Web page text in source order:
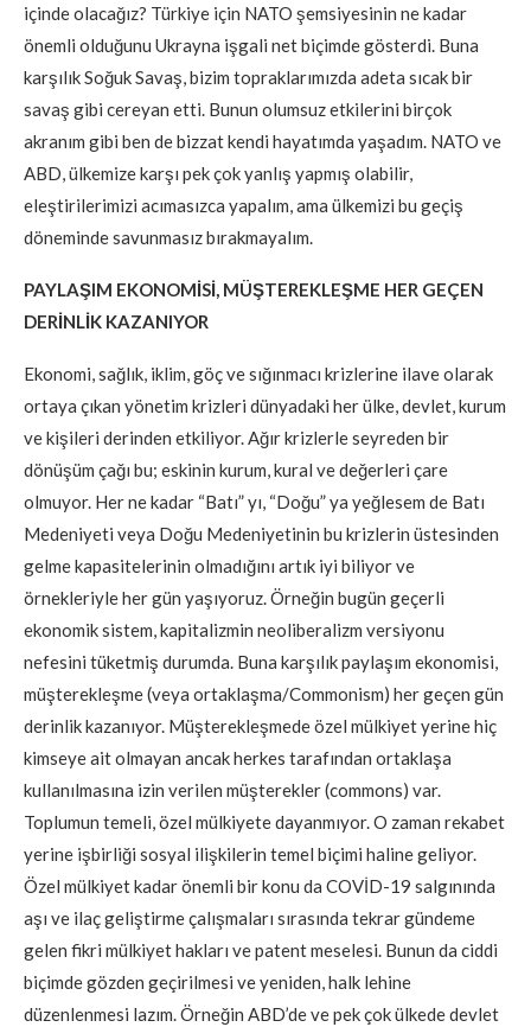
içinde olacağız? Türkiye için NATO şemsiyesinin ne kadar
önemli olduğunu Ukrayna işgali net biçimde gösterdi. Buna
karşılık Soğuk Savaş, bizim topraklarımızda adeta sıcak bir
savaş gibi cereyan etti. Bunun olumsuz etkilerini birçok
akranım gibi ben de bizzat kendi hayatımda yaşadım. NATO ve
ABD, ülkemize karşı pek çok yanlış yapmış olabilir,
eleştirilerimizi acımasızca yapalım, ama ülkemizi bu geçiş
döneminde savunmasız bırakmayalım.
PAYLAŞIM EKONOMİSİ, MÜŞTEREKLEŞME HER GEÇEN
DERİNLİK KAZANIYOR
Ekonomi, sağlık, iklim, göç ve sığınmacı krizlerine ilave olarak
ortaya çıkan yönetim krizleri dünyadaki her ülke, devlet, kurum
ve kişileri derinden etkiliyor. Ağır krizlerle seyreden bir
dönüşüm çağı bu; eskinin kurum, kural ve değerleri çare
olmuyor. Her ne kadar “Batı” yı, “Doğu” ya yeğlesem de Batı
Medeniyeti veya Doğu Medeniyetinin bu krizlerin üstesinden
gelme kapasitelerinin olmadığını artık iyi biliyor ve
örnekleriyle her gün yaşıyoruz. Örneğin bugün geçerli
ekonomik sistem, kapitalizmin neoliberalizm versiyonu
nefesini tüketmiş durumda. Buna karşılık paylaşım ekonomisi,
müşterekleşme (veya ortaklaşma/Commonism) her geçen gün
derinlik kazanıyor. Müşterekleşmede özel mülkiyet yerine hiç
kimseye ait olmayan ancak herkes tarafından ortaklaşa
kullanılmasına izin verilen müşterekler (commons) var.
Toplumun temeli, özel mülkiyete dayanmıyor. O zaman rekabet
yerine işbirliği sosyal ilişkilerin temel biçimi haline geliyor.
Özel mülkiyet kadar önemli bir konu da COVİD-19 salgınında
aşı ve ilaç geliştirme çalışmaları sırasında tekrar gündeme
gelen fikri mülkiyet hakları ve patent meselesi. Bunun da ciddi
biçimde gözden geçirilmesi ve yeniden, halk lehine
düzenlenmesi lazım. Örneğin ABD’de ve pek çok ülkede devlet